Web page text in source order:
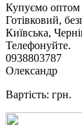
Купуємо оптом
Готівковий,
Київська,
Телефонуйте.
0938803787
Олександр
Вартість: грн.